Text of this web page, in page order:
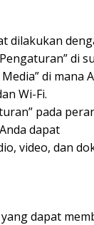
dilakukan
di
di mana
Wi-Fi.
pada
dapat
video, dan
dapat